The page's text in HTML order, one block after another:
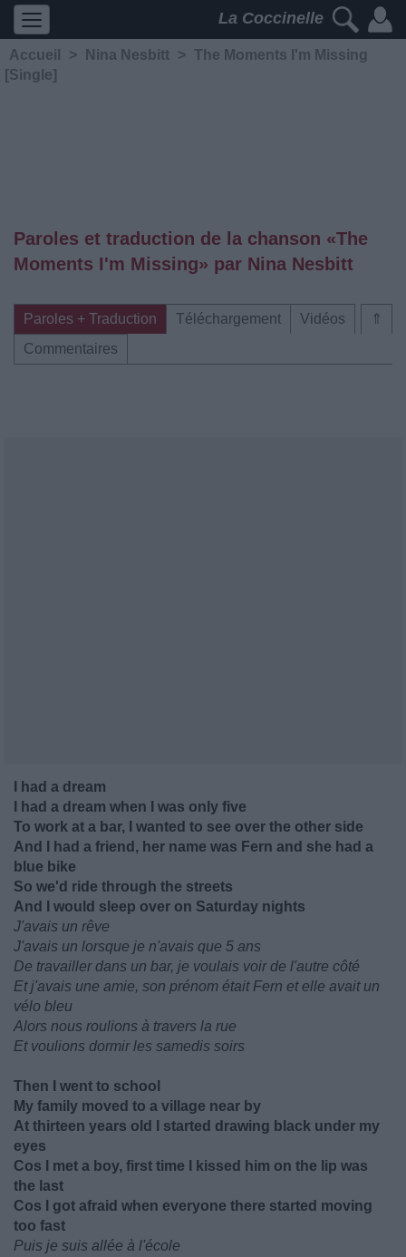
La Coccinelle
Accueil > Nina Nesbitt > The Moments I'm Missing
[Single]
Paroles et traduction de la chanson «The
Moments I'm Missing» par Nina Nesbitt
⇑
Paroles + Traduction Téléchargement
Vidéos
Commentaires
I had a dream
I had a dream when I was only five
To work at a bar, I wanted to see over the other side
And I had a friend, her name was Fern and she had a
blue bike
So we'd ride through the streets
And I would sleep over on Saturday nights
J'avais un rêve
J'avais un lorsque je n'avais que 5 ans
De travailler dans un bar, je voulais voir de l'autre côté
Et j'avais une amie, son prénom était Fern et elle avait un
vélo bleu
Alors nous roulions à travers la rue
Et voulions dormir les samedis soirs
Then I went to school
My family moved to a village near by
At thirteen years old I started drawing black under my
eyes
Cos I met a boy, first time I kissed him on the lip was
the last
Cos I got afraid when everyone there started moving
too fast
Puis je suis allée à l'école